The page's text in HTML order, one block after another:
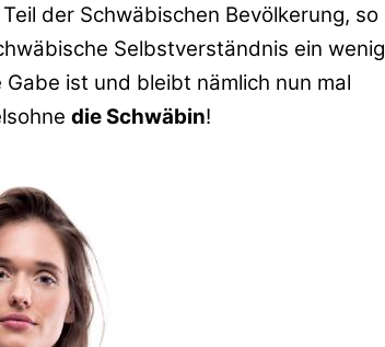
der Schwäbischen Bevölkerung, so
Selbstverständnis ein wenig
ist und bleibt nämlich nun mal
die Schwäbin!